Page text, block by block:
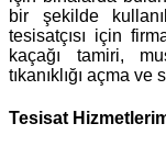
bir şekilde
tesisatçısı için
kaçağı tamiri,
tıkanıklığı açma
Tesisat